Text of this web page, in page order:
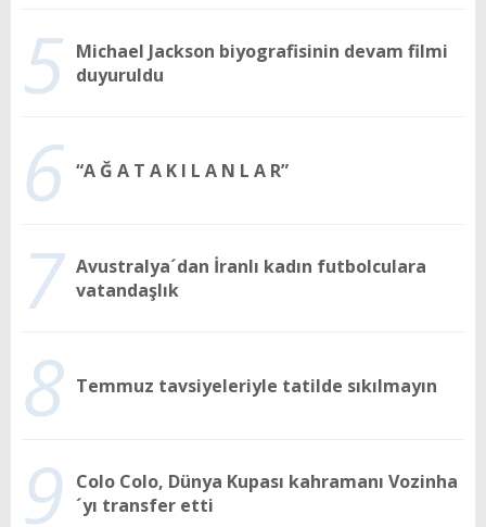
5 Michael Jackson biyografisinin devam filmi
duyuruldu
6 “A Ğ A T A K I L A N L A R”
7 Avustralya´dan İranlı kadın futbolculara
vatandaşlık
8 Temmuz tavsiyeleriyle tatilde sıkılmayın
9
Colo Colo, Dünya Kupası kahramanı Vozinha
´yı transfer etti